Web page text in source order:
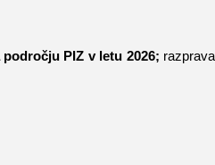
PIZ v letu 2026; razprava